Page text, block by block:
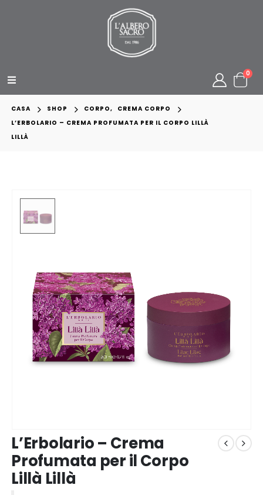
0
CASA SHOP CORPO,
CREMA CORPO
L’ERBOLARIO – CREMA PROFUMATA PER IL CORPO LILLÀ
LILLÀ
L’Erbolario – Crema
Profumata per il Corpo
Lillà Lillà